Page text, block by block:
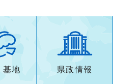
基地 県政情報